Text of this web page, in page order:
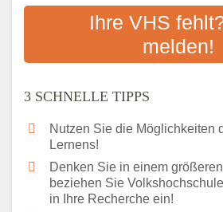
Bildungsangeboten an
Das bundesweite
Ihre VHS
melden!
3 SCHNELLE TIPPS
Nutzen Sie die Möglichkeiten
Lernens!
Denken Sie in einem
beziehen Sie
in Ihre Recherche ein!